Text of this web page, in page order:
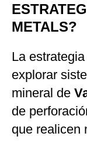
METALS?
La
explorar
mineral de
de
que realicen